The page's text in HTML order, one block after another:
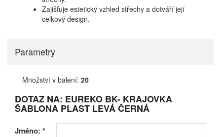
Zajišťuje estetický vzhled střechy a dotváří její
celkový design.
Parametry
Množství v balení: 20
DOTAZ NA: EUREKO BK- KRAJOVKA
ŠABLONA PLAST LEVÁ ČERNÁ
Jméno: *